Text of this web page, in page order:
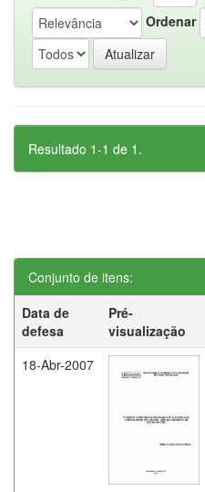
Ordenar
Resultado 1-1 de 1.
Conjunto de itens:
Data de
defesa
Pré-
visualização
18-Abr-2007